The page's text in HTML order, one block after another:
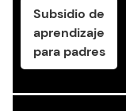
Subsidio de
aprendizaje
para padres